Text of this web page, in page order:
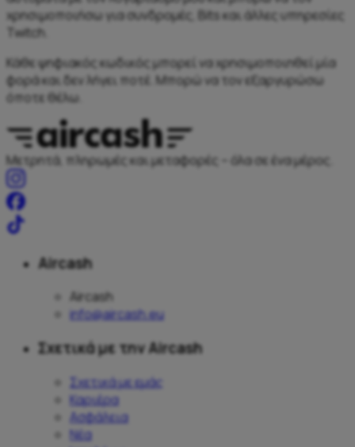
χρησιμοποιήσω για συνδρομές, Bits και άλλες υπηρεσίες
Twitch.
Κάθε ψηφιακός κωδικός μπορεί να χρησιμοποιηθεί μία
φορά και δεν λήγει ποτέ. Μπορώ να τον εξαργυρώσω
όποτε θέλω.
Μετρητά, πληρωμές και μεταφορές – όλα σε ένα μέρος.
Aircash
Aircash
info@aircash.eu
Σχετικά με την Aircash
Σχετικά με εμάς
Καριέρα
Ασφάλεια
Νέα